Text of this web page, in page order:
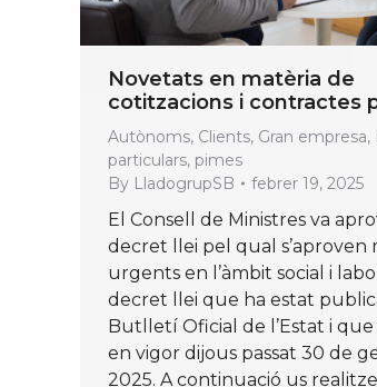
Novetats en matèria de
cotitzacions i contractes
Autònoms, Clients, Gran empresa,
particulars, pimes
By LladogrupSB febrer 19, 2025
El Consell de Ministres va
decret llei pel qual s’aproven
urgents en l’àmbit social i
decret llei que ha estat
Butlletí Oficial de l’Estat i
en vigor dijous passat 30 de
2025. A continuació us